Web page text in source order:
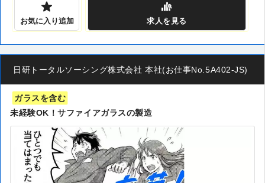
お気に入り追加 求人を見る
日研トータルソーシング株式会社 本社(お仕事No.5A402-JS)
ガラスを含む
未経験OK！サファイアガラスの製造